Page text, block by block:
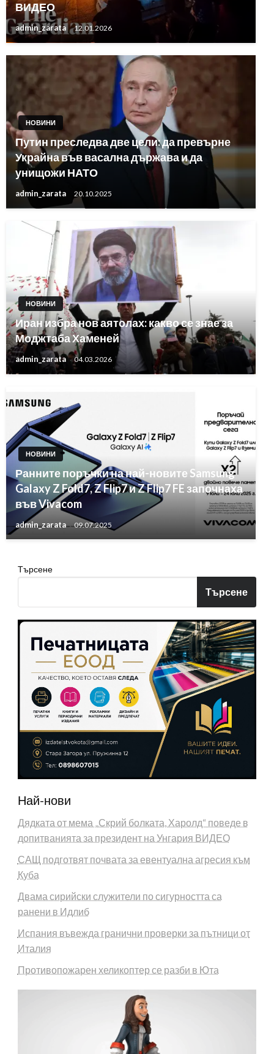
ВИДЕО
admin_zarata 12.01.2026
НОВИНИ
Путин преследва две цели: да превърне
Украйна във васална държава и да
унищожи НАТО
admin_zarata 20.10.2025
НОВИНИ
Иран избра нов аятолах: какво се знае за
Моджтаба Хаменей
admin_zarata 04.03.2026
НОВИНИ
Ранните поръчки на най-новите Samsung
Galaxy Z Fold7, Z Flip7 и Z Flip7 FE започнаха
във Vivacom
admin_zarata 09.07.2025
Търсене
Търсене
Най-нови
Дядката от мема „Скрий болката, Харолд“ поведе в
допитванията за президент на Унгария ВИДЕО
САЩ подготвят почвата за евентуална агресия към
Куба
Двама сирийски служители по сигурността са
ранени в Идлиб
Испания въвежда гранични проверки за пътници от
Италия
Противопожарен хеликоптер се разби в Юта